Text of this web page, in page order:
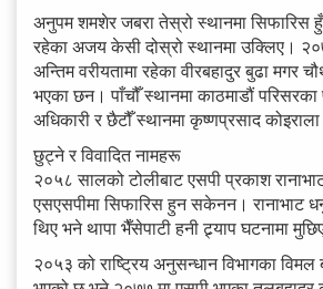
अनुपम शमशेर जबरा तेस्रो स्थानमा सिफारिस
रहेका अजय केसी दोस्रो स्थानमा उक्लिए।
अन्तिम वरीयतामा रहेका वीरबहादुर बुढा मगर
भएका छन। पाँचौँ स्थानमा काठमाडौं
अधिकारी र छैटौँ स्थानमा कृष्णप्रसाद
छुट्ने र विवादित नामहरू
२०५८ सालको टोलीबाट एसपी प्रकाश
एसएसपीमा सिफारिस हुन सकेनन। रानाभाट
थिए भने थापा भैँसेपाटी हनी ट्र्याप घटनामा
२०५३ को राष्ट्रिय अनुसन्धान विभागका